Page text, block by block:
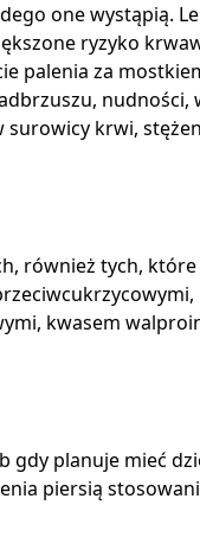
one wystąpią.
ryzyko
palenia za
krwi,
również tych,
kwasem
gdy planuje mieć
piersią